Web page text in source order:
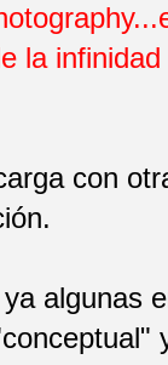
la
con
algunas